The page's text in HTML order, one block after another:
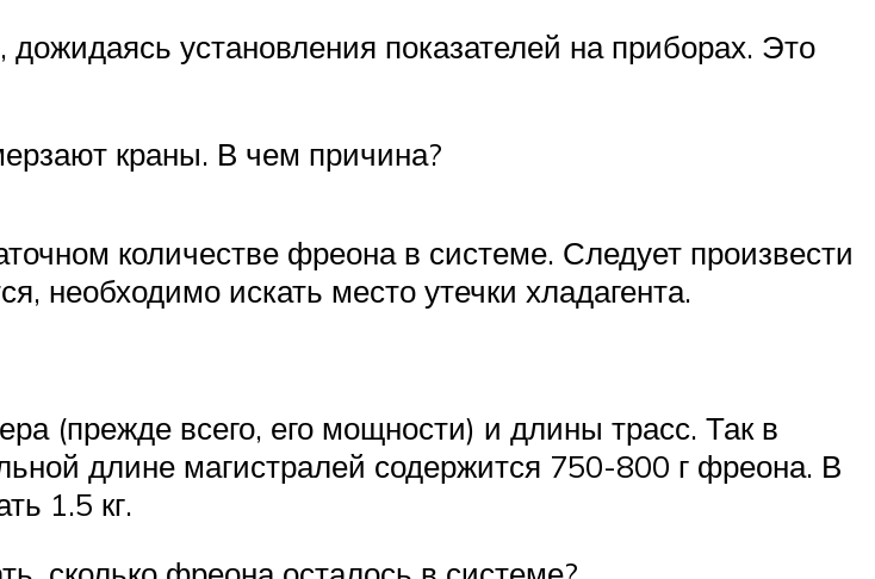
установления показателей на приборах. Это
краны. В чем причина?
количестве фреона в системе. Следует произвести
необходимо искать место утечки хладагента.
(прежде всего, его мощности) и длины трасс. Так в
длине магистралей содержится 750-800 г фреона. В
1.5 кг.